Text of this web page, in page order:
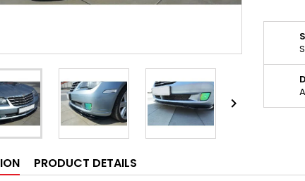

PRODUCT DETAILS